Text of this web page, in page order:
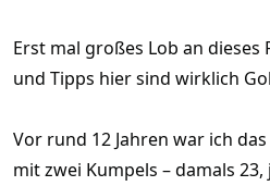
Erst mal großes Lob an
und Tipps hier sind wirklich
Vor rund 12 Jahren war ich
mit zwei Kumpels – damals